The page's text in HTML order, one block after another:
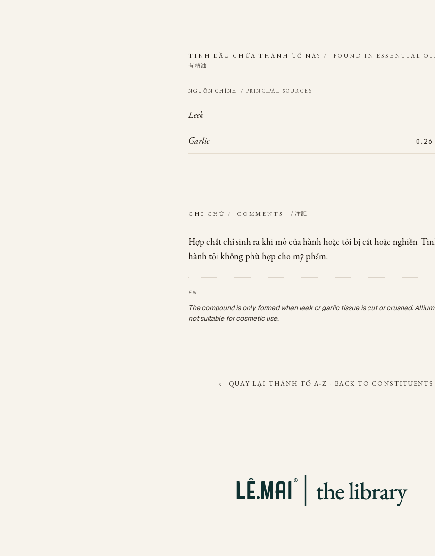
TINH DẦU CHỨA THÀNH TỐ NÀY / FOUND IN ESSENTIAL
有精油
NGUỒN CHÍNH / PRINCIPAL SOURCES
Leek
Garlic 0.26
GHI CHÚ/ COMMENTS / 注記
Hợp chất chỉ sinh ra khi mô của hành hoặc tỏi bị cắt hoặc nghiền.
hành tỏi không phù hợp cho mỹ phẩm.
The compound is only formed when leek or garlic tissue is cut or crushed.
not suitable for cosmetic use.
← QUAY LẠI THÀNH TỐ A-Z · BACK TO CONSTITUENTS